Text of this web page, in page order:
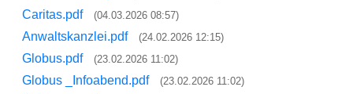
Caritas.pdf (04.03.2026 08:57)
Anwaltskanzlei.pdf (24.02.2026 12:15)
Globus.pdf (23.02.2026 11:02)
Globus _Infoabend.pdf (23.02.2026 11:02)